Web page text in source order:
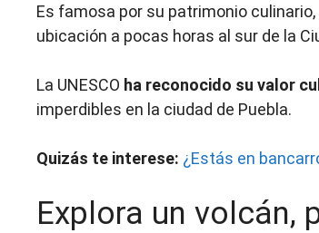
Es famosa por su patrimonio
ubicación a pocas horas al sur de la
La UNESCO ha reconocido su valor
imperdibles en la ciudad de Puebla.
Quizás te interese: ¿Estás en
Explora un volcán,